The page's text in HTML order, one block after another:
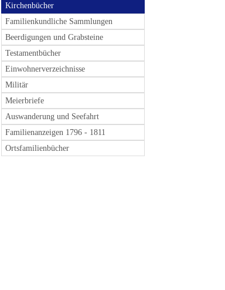
Kirchenbücher
Familienkundliche Sammlungen
Beerdigungen und Grabsteine
Testamentbücher
Einwohnerverzeichnisse
Militär
Meierbriefe
Auswanderung und Seefahrt
Familienanzeigen 1796 - 1811
Ortsfamilienbücher